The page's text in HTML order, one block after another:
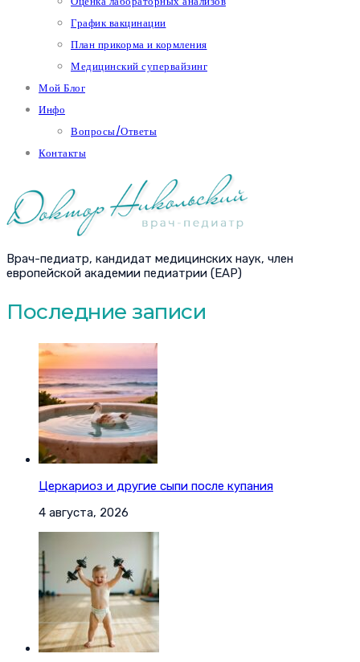
График вакцинации
План прикорма и кормления
Медицинский супервайзинг
Мой Блог
Инфо
Вопросы/Ответы
Контакты
Врач-педиатр, кандидат медицинских наук, член
европейской академии педиатрии (EAP)
Последние записи
Церкариоз и другие сыпи после купания
4 августа, 2026